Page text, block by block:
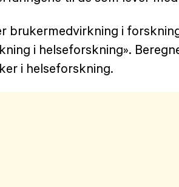
brukermedvirkning i
i helseforskning».
i helseforskning.